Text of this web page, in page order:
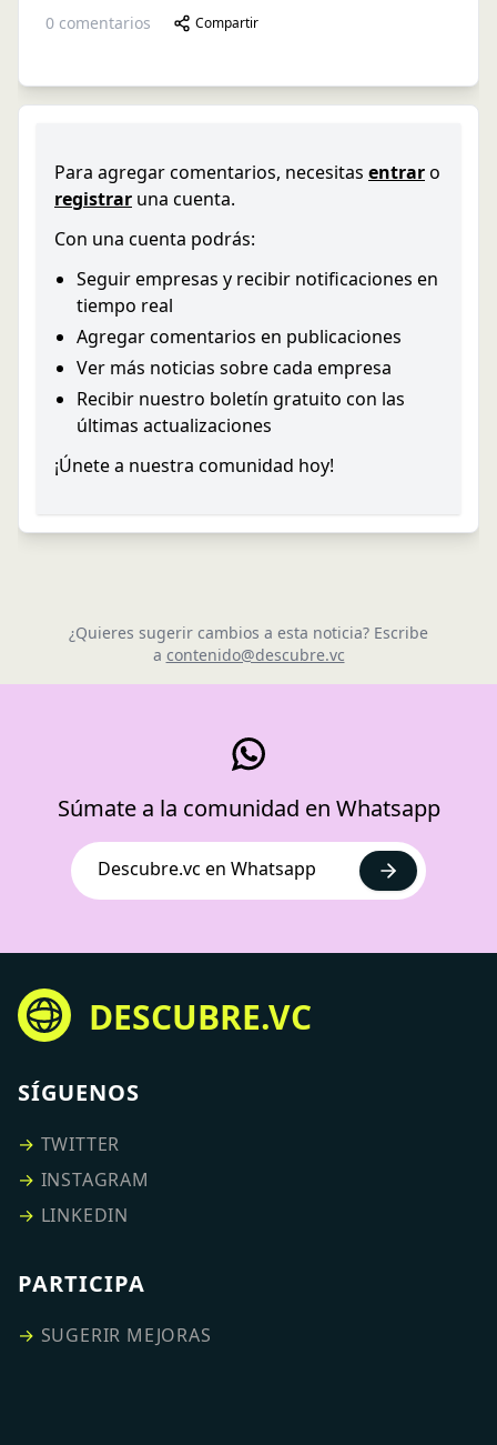
0 comentarios Compartir
Para agregar comentarios, necesitas entraro
registrar una cuenta.
Con una cuenta podrás:
Seguir empresas y recibir notificaciones en
tiempo real
Agregar comentarios en publicaciones
Ver más noticias sobre cada empresa
Recibir nuestro boletín gratuito con las
últimas actualizaciones
¡Únete a nuestra comunidad hoy!
¿Quieres sugerir cambios a esta noticia? Escribe
a contenido@descubre.vc
Súmate a la comunidad en Whatsapp
Descubre.vc en Whatsapp
DESCUBRE.VC
SÍGUENOS
→ TWITTER
→ INSTAGRAM
→ LINKEDIN
PARTICIPA
→ SUGERIR MEJORAS